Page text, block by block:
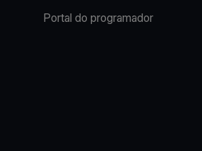
Portal do programador